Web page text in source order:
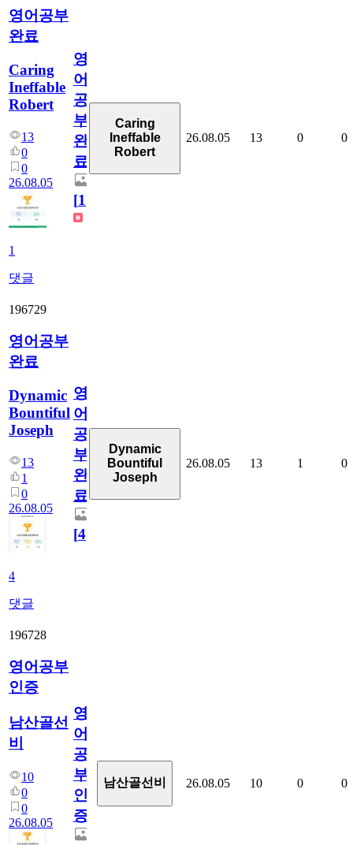
영어공부
완료
Caring
Ineffable
Robert
13
0
0
26.08.05
1
댓글
영
어
공
부
완
료
[1]
Caring
Ineffable
Robert
26.08.05 13 0 0
196729
영어공부
완료
Dynamic
Bountiful
Joseph
13
1
0
26.08.05
4
댓글
영
어
공
부
완
료
[4]
Dynamic
Bountiful
Joseph
26.08.05 13 1 0
196728
영어공부
인증
남산골선
비
10
0
0
26.08.05
영
어
공
부
인
증
남산골선비 26.08.05 10 0 0